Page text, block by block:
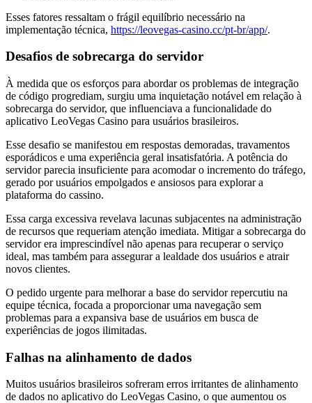
Esses fatores ressaltam o frágil equilíbrio necessário na
implementação técnica, https://leovegas-casino.cc/pt-br/app/.
Desafios de sobrecarga do servidor
À medida que os esforços para abordar os problemas de integração
de código progrediam, surgiu uma inquietação notável em relação à
sobrecarga do servidor, que influenciava a funcionalidade do
aplicativo LeoVegas Casino para usuários brasileiros.
Esse desafio se manifestou em respostas demoradas, travamentos
esporádicos e uma experiência geral insatisfatória. A potência do
servidor parecia insuficiente para acomodar o incremento do tráfego,
gerado por usuários empolgados e ansiosos para explorar a
plataforma do cassino.
Essa carga excessiva revelava lacunas subjacentes na administração
de recursos que requeriam atenção imediata. Mitigar a sobrecarga do
servidor era imprescindível não apenas para recuperar o serviço
ideal, mas também para assegurar a lealdade dos usuários e atrair
novos clientes.
O pedido urgente para melhorar a base do servidor repercutiu na
equipe técnica, focada a proporcionar uma navegação sem
problemas para a expansiva base de usuários em busca de
experiências de jogos ilimitadas.
Falhas na alinhamento de dados
Muitos usuários brasileiros sofreram erros irritantes de alinhamento
de dados no aplicativo do LeoVegas Casino, o que aumentou os